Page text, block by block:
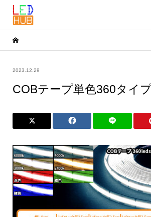
2023.12.29
COBテープ単色360タイ